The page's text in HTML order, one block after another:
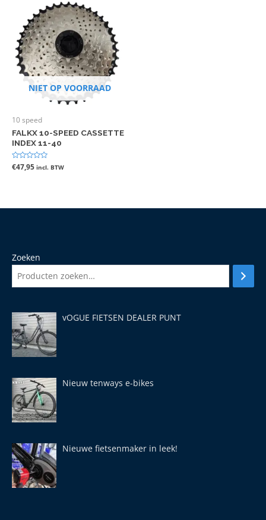
NIET OP VOORRAAD
10 speed
FALKX 10-SPEED CASSETTE
INDEX 11-40
Gewaardeerd
0
€47,95 incl. BTW
Zoeken
vOGUE FIETSEN DEALER PUNT
Nieuw tenways e-bikes
Nieuwe fietsenmaker in leek!